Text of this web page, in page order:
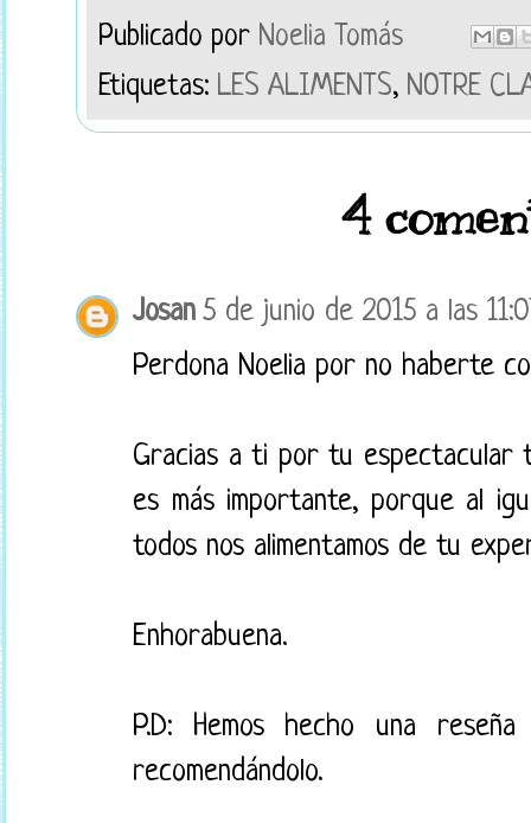
Publicado por Noelia Tomás
Etiquetas: LES ALIMENTS, NOTRE
4
Josan 5 de junio de 2015 a las
Perdona Noelia por no haberte
Gracias a ti por tu espectacular
es más importante, porque al
todos nos alimentamos de tu
Enhorabuena.
P.D: Hemos hecho una
recomendándolo.